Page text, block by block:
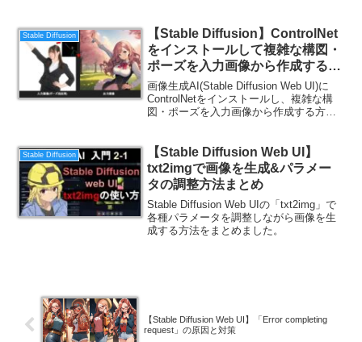
Stable Diffusion
【Stable Diffusion】ControlNet
をインストールして複雑な構図・
ポーズを入力画像から作成する方
法
画像生成AI(Stable Diffusion Web UI)に
ControlNetをインストールし、複雑な構
図・ポーズを入力画像から作成する方法
Stable Diffusion
【Stable Diffusion Web UI】
txt2imgで画像を生成&パラメー
タの調整方法まとめ
Stable Diffusion Web UIの「txt2img」で
各種パラメータを調整しながら画像を生
成する方法をまとめました。
【Stable Diffusion Web UI】「Error completing
request」の原因と対策